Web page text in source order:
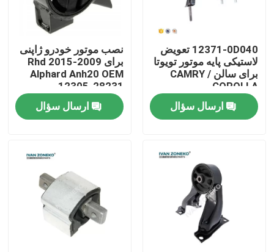
محصولات
فیلم های
درباره ما
تور کارخانه
12371-0D040 تعویض
لاستیکی پایه موتور تویوتا
برای سالن CAMRY /
COROLLA
ارسال سؤال
نصب موتور خودرو ژاپنی
برای 2009-2015 Rhd
Alphard Anh20 OEM
12305-28231
ارسال سؤال